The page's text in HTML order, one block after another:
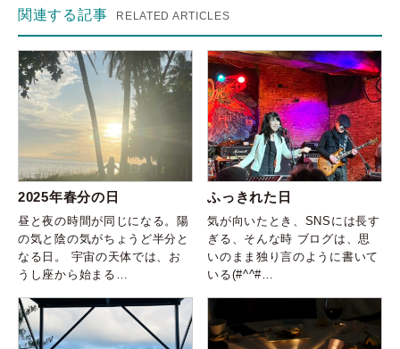
関連する記事 RELATED ARTICLES
2025年春分の日
昼と夜の時間が同じになる。陽
の気と陰の気がちょうど半分と
なる日。 宇宙の天体では、お
うし座から始まる…
ふっきれた日
気が向いたとき、SNSには長す
ぎる、そんな時 ブログは、思
いのまま独り言のように書いて
いる(#^^#…